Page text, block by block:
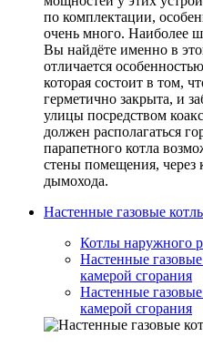
по комплектации,
очень много. Наиболее
Вы найдёте именно в
отличается
которая состоит в том,
герметично закрыта, и
улицы посредством
должен располагаться
парапетного котла
стены помещения, через
дымохода.
Настенные газовые
Котлы наружного
Настенные
камерой сгорания
Настенные
камерой сгорания